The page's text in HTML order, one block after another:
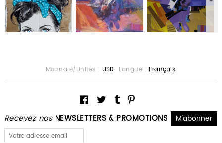
Recevez nos NEWSLETTERS & PROMOTIONS
Monnaie/Unités : USD Langue : Français